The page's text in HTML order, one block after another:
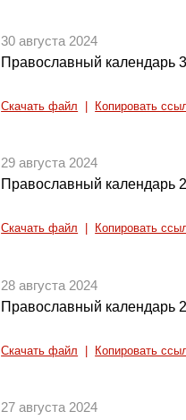
30 августа 2024
Православный календарь
Скачать файл Копировать
29 августа 2024
Православный календарь
Скачать файл Копировать
28 августа 2024
Православный календарь
Скачать файл Копировать
27 августа 2024